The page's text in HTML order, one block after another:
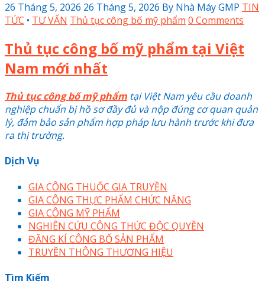
26 Tháng 5, 2026 26 Tháng 5, 2026 By Nhà Máy GMP TIN
TỨC • TƯ VẤN Thủ tục công bố mỹ phẩm 0 Comments
Thủ tục công bố mỹ phẩm tại Việt
Nam mới nhất
Thủ tục công bố mỹ phẩm tại Việt Nam yêu cầu doanh
nghiệp chuẩn bị hồ sơ đầy đủ và nộp đúng cơ quan quản
lý, đảm bảo sản phẩm hợp pháp lưu hành trước khi đưa
ra thị trường.
Dịch Vụ
GIA CÔNG THUỐC GIA TRUYỀN
GIA CÔNG THỰC PHẨM CHỨC NĂNG
GIA CÔNG MỸ PHẨM
NGHIÊN CỨU CÔNG THỨC ĐỘC QUYỀN
ĐĂNG KÍ CÔNG BỐ SẢN PHẨM
TRUYỀN THÔNG THƯƠNG HIỆU
Tìm Kiếm